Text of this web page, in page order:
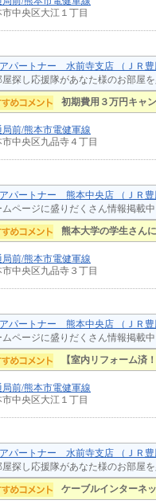
市中央区大江１丁目
パートナー 水前寺支店 （ＪＲ豊
屋探し応援隊があなた様のお部屋を
初期費用３万円キャ
局前/熊本市電健軍線
市中央区九品寺４丁目
パートナー 熊本中央店 （ＪＲ豊
ムページに盛りだくさん情報掲載
熊本大学の学生さん
局前/熊本市電健軍線
市中央区九品寺３丁目
パートナー 熊本中央店 （ＪＲ豊
ムページに盛りだくさん情報掲載
【室内リフォーム済
局前/熊本市電健軍線
市中央区大江１丁目
パートナー 水前寺支店 （ＪＲ豊
屋探し応援隊があなた様のお部屋を
ケーブルインターネ